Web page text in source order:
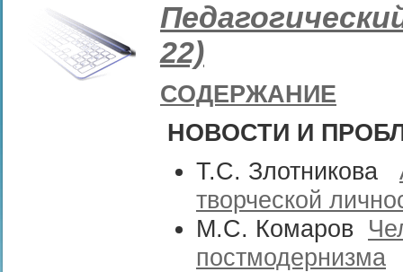
22)
СОДЕРЖАНИЕ
НОВОСТИ И
Т.С. Злотникова
творческой
М.С. Комаров
постмодернизма